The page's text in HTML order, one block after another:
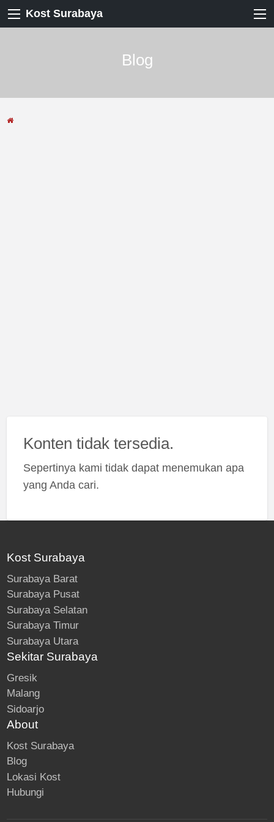
Kost Surabaya
Blog
Konten tidak tersedia.
Sepertinya kami tidak dapat menemukan apa
yang Anda cari.
Kost Surabaya
Surabaya Barat
Surabaya Pusat
Surabaya Selatan
Surabaya Timur
Surabaya Utara
Sekitar Surabaya
Gresik
Malang
Sidoarjo
About
Kost Surabaya
Blog
Lokasi Kost
Hubungi